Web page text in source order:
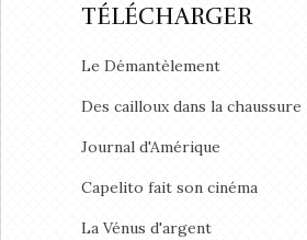
TÉLÉCHARGER
Le Démantèlement
Des cailloux dans la chaussure
Journal d'Amérique
Capelito fait son cinéma
La Vénus d'argent